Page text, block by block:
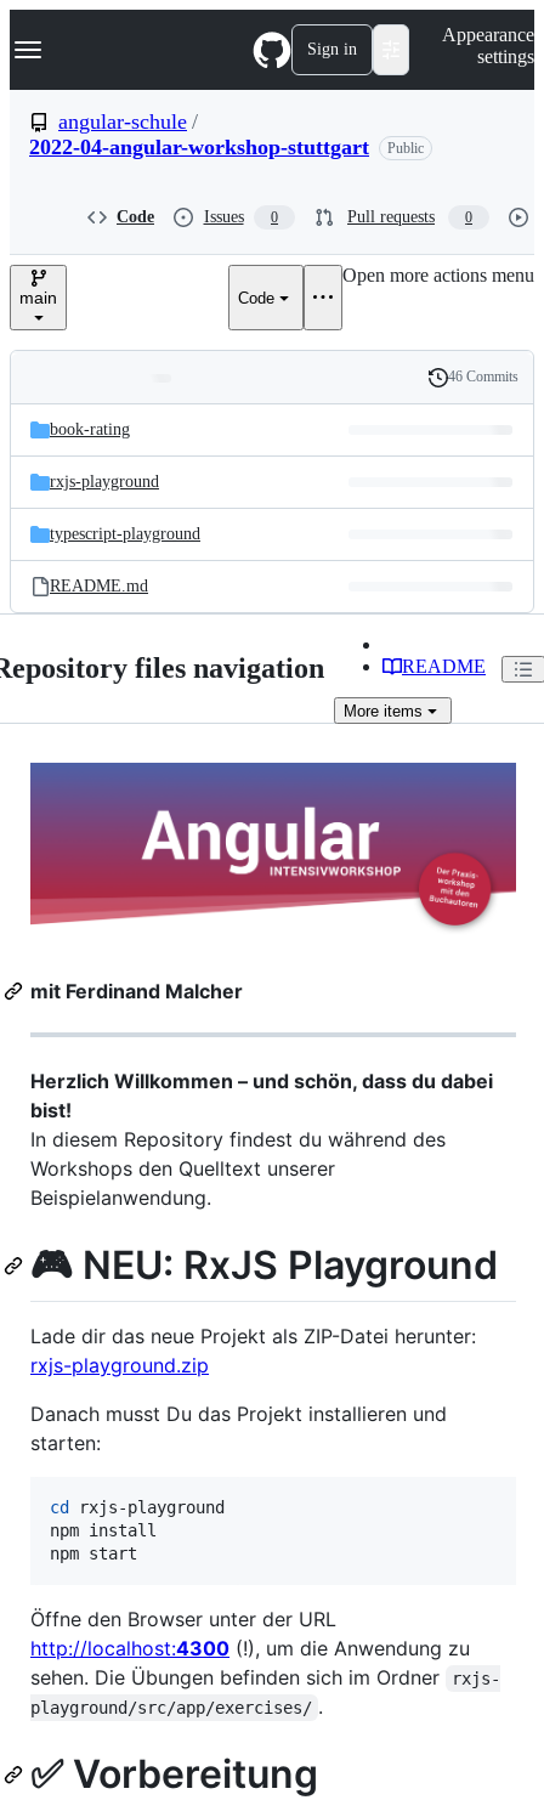
k
p
n
Navigation Menu Sign in
Appearance
settings
angular-schule /
2022-04-angular-workshop-stuttgart
Public
Code Issues 0 Pull requests 0
main Code
Open more actions menu
and
files
Latest
commit
History
46 Commits
book-rating
rxjs-playground
typescript-playground
README.md
files navigation README
More items
mit Ferdinand Malcher
Herzlich Willkommen – und schön, dass du dabei
bist!
In diesem Repository findest du während des
Workshops den Quelltext unserer
Beispielanwendung.
🎮 NEU: RxJS Playground
Lade dir das neue Projekt als ZIP-Datei herunter:
rxjs-playground.zip
Danach musst Du das Projekt installieren und
starten:
cd
rxjs-playground
npm install
npm start
Öffne den Browser unter der URL
http://localhost:4300 (!), um die Anwendung zu
sehen. Die Übungen befinden sich im Ordner
rxjs-
playground/src/app/exercises/ .
✅ Vorbereitung